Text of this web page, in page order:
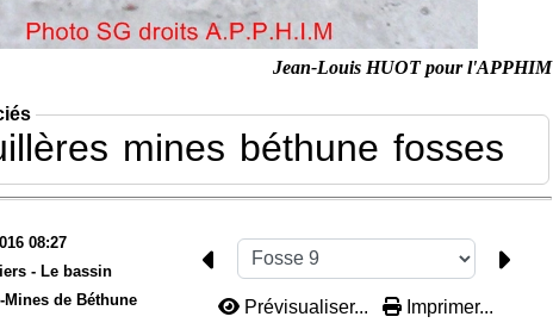
Jean-Louis HUOT pour l'APPHIM
mines béthune fosses
08:27
- Le bassin
Mines de Béthune
Prévisualiser... Imprimer...